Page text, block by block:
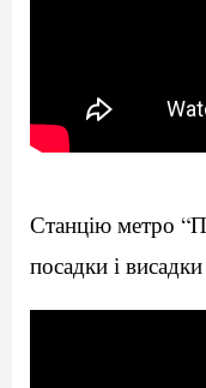
Станцію метро
посадки і